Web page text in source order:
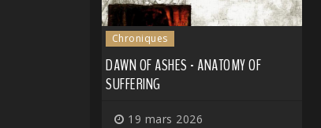
Chroniques
DAWN OF ASHES - ANATOMY OF
SUFFERING
19 mars 2026